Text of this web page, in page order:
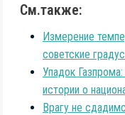
См.также:
Измерение
советские
Упадок
истории о
Врагу не